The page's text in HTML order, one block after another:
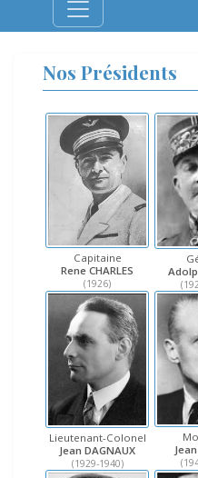
Nos Présidents
Capitaine
Rene CHARLES
(1926)
Lieutenant-Colonel
Jean DAGNAUX
(1929-1940)